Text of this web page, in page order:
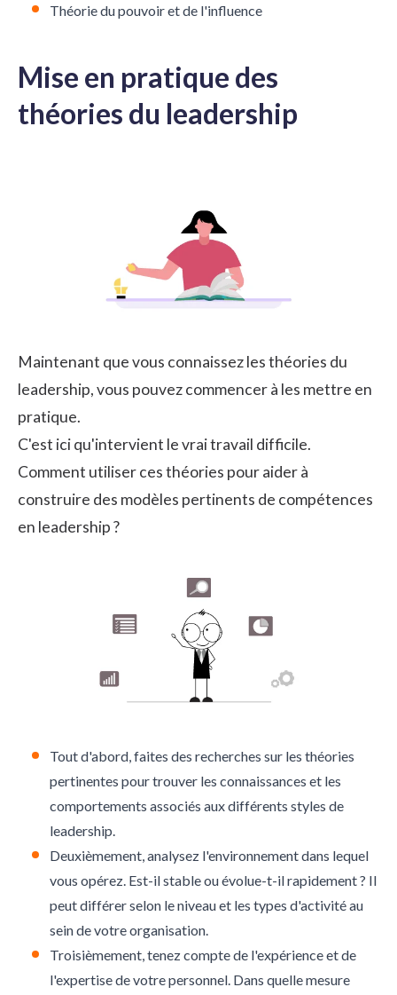
Théorie du pouvoir et de l'influence
Mise en pratique des
théories du leadership
Maintenant que vous connaissez les théories du
leadership, vous pouvez commencer à les mettre en
pratique.
C'est ici qu'intervient le vrai travail difficile.
Comment utiliser ces théories pour aider à
construire des modèles pertinents de compétences
en leadership ?
Tout d'abord, faites des recherches sur les théories
pertinentes pour trouver les connaissances et les
comportements associés aux différents styles de
leadership.
Deuxièmement, analysez l'environnement dans lequel
vous opérez. Est-il stable ou évolue-t-il rapidement ? Il
peut différer selon le niveau et les types d'activité au
sein de votre organisation.
Troisièmement, tenez compte de l'expérience et de
l'expertise de votre personnel. Dans quelle mesure